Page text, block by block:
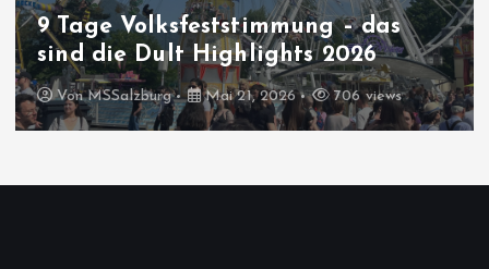
u
m
m
9 Tage Volksfeststimmung – das
sind die Dult Highlights 2026
VonMSSalzburg Mai 21, 2026 706 views